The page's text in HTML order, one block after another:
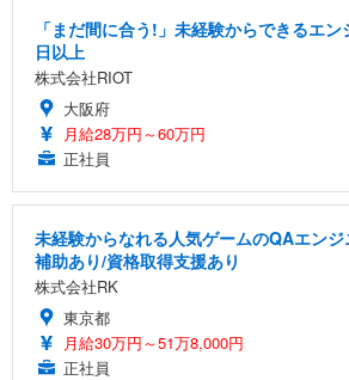
「まだ間に合う!」未経験からできるエ
日以上
株式会社RIOT
大阪府
月給28万円～60万円
正社員
未経験からなれる人気ゲームのQAエン
補助あり/資格取得支援あり
株式会社RK
東京都
月給30万円～51万8,000円
正社員